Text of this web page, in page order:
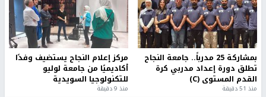
بمشاركة 25 مدرباً.. جامعة النجاح
تطلق دورة إعداد مدربي كرة
القدم المستوى (C)
منذ 51 دقيقة
مركز إعلام النجاح يستضيف وفدًا
أكاديميًا من جامعة لوليو
للتكنولوجيا السويدية
منذ 9 دقيقة